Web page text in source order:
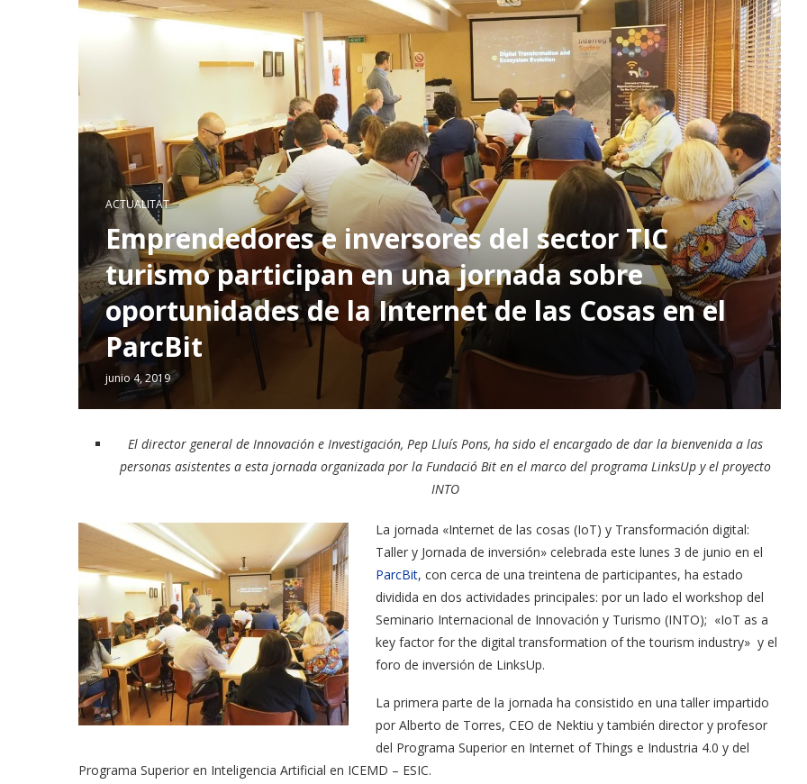
ACTUALITAT
Emprendedores e inversores del sector TIC
turismo participan en una jornada sobre
oportunidades de la Internet de las Cosas en el
ParcBit
junio 4, 2019
El director general de Innovación e Investigación, Pep Lluís Pons, ha sido el encargado de dar la bienvenida a las
personas asistentes a esta jornada organizada por la Fundació Bit en el marco del programa LinksUp y el proyecto
INTO
La jornada «Internet de las cosas (IoT) y Transformación digital:
Taller y Jornada de inversión» celebrada este lunes 3 de junio en el
ParcBit, con cerca de una treintena de participantes, ha estado
dividida en dos actividades principales: por un lado el workshop del
Seminario Internacional de Innovación y Turismo (INTO); «IoT as a
key factor for the digital transformation of the tourism industry» y el
foro de inversión de LinksUp.
La primera parte de la jornada ha consistido en una taller impartido
por Alberto de Torres, CEO de Nektiu y también director y profesor
del Programa Superior en Internet of Things e Industria 4.0 y del
Programa Superior en Inteligencia Artificial en ICEMD – ESIC.